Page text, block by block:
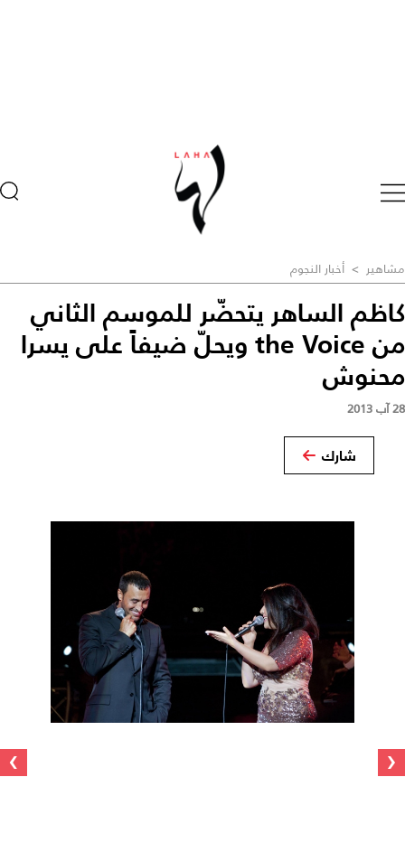
مشاهير > أخبار النجوم
كاظم الساهر يتحضّر للموسم الثاني
من the Voice ويحلّ ضيفاً على يسرا
محنوش
28 آب 2013
شارك
‹
›